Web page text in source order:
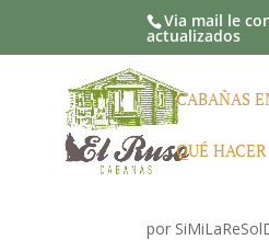
Via mail le
actualizados
CABAÑAS
QUÉ HACER
por